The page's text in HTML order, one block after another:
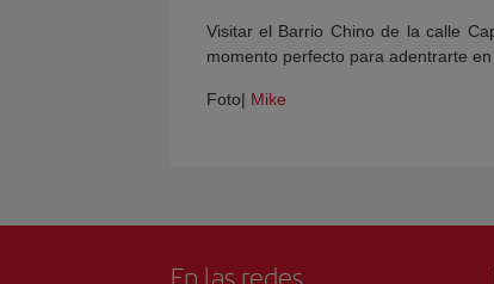
Visitar el Barrio Chino de la calle
momento perfecto para adentrarte
Foto| Mike